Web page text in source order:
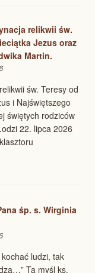
relikwii św.
Jezus oraz
Martin.
św. Teresy od
i Najświętszego
świętych rodziców
22. lipca 2026
śp. s. Wirginia
ludzi, tak
Ta myśl ks.